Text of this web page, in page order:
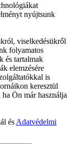
nyújtsunk
viselkedésükről
folyamatos
és tartalmak
elemzésére
is
keresztül
Ön már használja
és Adatvédelmi